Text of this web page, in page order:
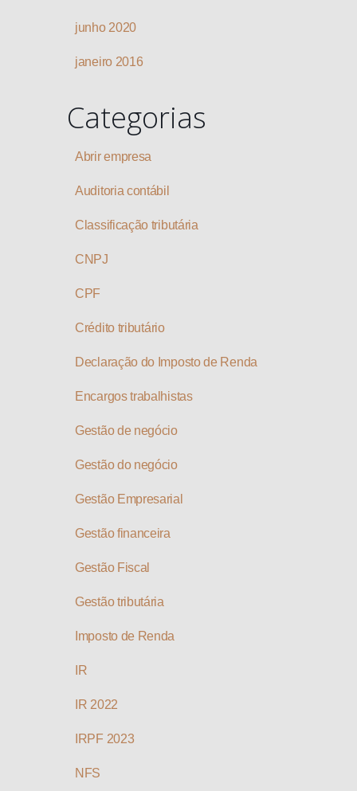
junho 2020
janeiro 2016
Categorias
Abrir empresa
Auditoria contábil
Classificação tributária
CNPJ
CPF
Crédito tributário
Declaração do Imposto de Renda
Encargos trabalhistas
Gestão de negócio
Gestão do negócio
Gestão Empresarial
Gestão financeira
Gestão Fiscal
Gestão tributária
Imposto de Renda
IR
IR 2022
IRPF 2023
NFS